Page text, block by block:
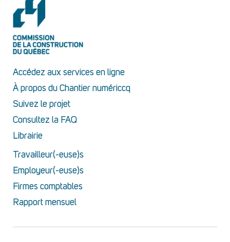
Accédez aux services en ligne
À propos du Chantier numériccq
Suivez le projet
Consultez la FAQ
Librairie
Travailleur(-euse)s
Employeur(-euse)s
Firmes comptables
Rapport mensuel